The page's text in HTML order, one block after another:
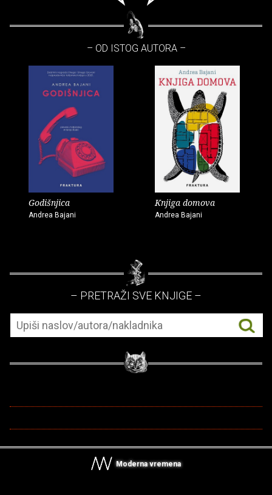
– OD ISTOG AUTORA –
Godišnjica
Andrea Bajani
Knjiga domova
Andrea Bajani
– PRETRAŽI SVE KNJIGE –
Moderna vremena